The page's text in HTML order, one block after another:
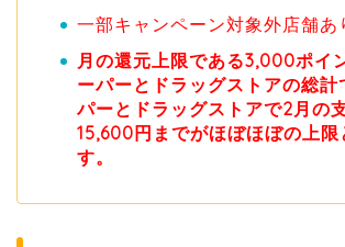
一部キャンペーン対象外店舗あ
月の還元上限である3,000ポイ
ーパーとドラッグストアの総計
パーとドラッグストアで2月の
15,600円までがほぼほぼの上限
す。